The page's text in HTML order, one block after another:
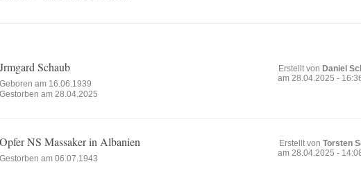
Jrmgard Schaub
Geboren am 16.06.1939
Gestorben am 28.04.2025
Erstellt von Daniel
am 28.04.2025 -
Opfer NS Massaker in Albanien
Gestorben am 06.07.1943
Erstellt von Torsten
am 28.04.2025 -